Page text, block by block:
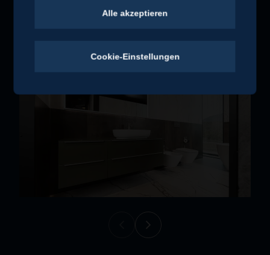
Ihr Bad. Ihr Komfort. Unsere gemeinsame Lösung.
Alle akzeptieren
Cookie-Einstellungen